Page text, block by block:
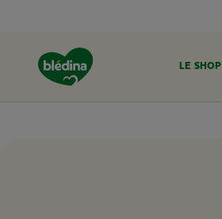
LE SHOP
DÉVELOPPEMENT ET SANTÉ DE BÉBÉ